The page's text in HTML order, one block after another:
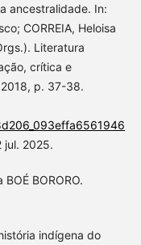
ancestralidade. In:
CORREIA, Heloisa
Literatura
crítica e
p. 37-38.
jul. 2025.
BORORO.
indígena do